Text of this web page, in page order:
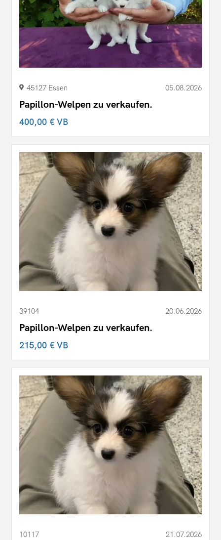
45127 Essen 05.08.2026
Papillon-Welpen zu verkaufen.
400,00 €VB
39104 20.06.2026
Papillon-Welpen zu verkaufen.
215,00 €VB
10117 21.07.2026